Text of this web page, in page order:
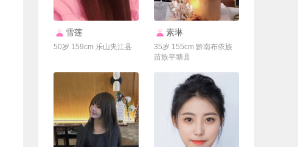
雪莲
50岁 159cm 乐山夹江县
素琳
35岁 155cm 黔南布依族
苗族平塘县